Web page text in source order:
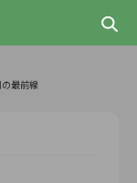
最前線